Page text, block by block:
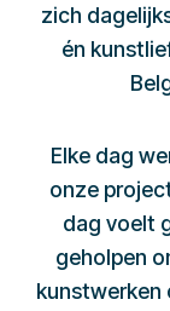
zich
én
Elke dag
onze
dag voelt
geholpen
kunstwerken